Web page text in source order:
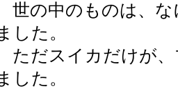
世の中のものは、な
した。
ただスイカだけが、
した。